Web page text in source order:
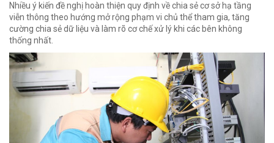
Nhiều ý kiến đề nghị hoàn thiện quy định về chia sẻ cơ sở hạ tầng
viễn thông theo hướng mở rộng phạm vi chủ thể tham gia, tăng
cường chia sẻ dữ liệu và làm rõ cơ chế xử lý khi các bên không
thống nhất.